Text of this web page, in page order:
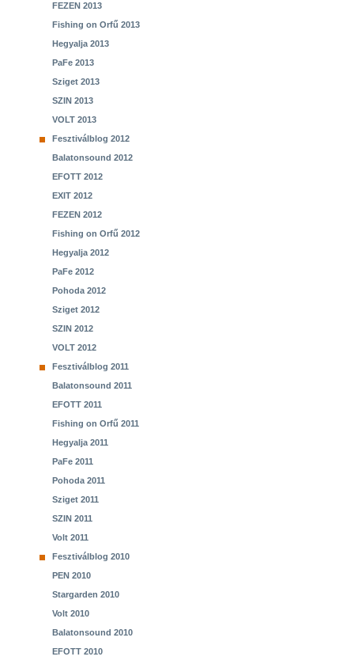
FEZEN 2013
Fishing on Orfű 2013
Hegyalja 2013
PaFe 2013
Sziget 2013
SZIN 2013
VOLT 2013
Fesztiválblog 2012
Balatonsound 2012
EFOTT 2012
EXIT 2012
FEZEN 2012
Fishing on Orfű 2012
Hegyalja 2012
PaFe 2012
Pohoda 2012
Sziget 2012
SZIN 2012
VOLT 2012
Fesztiválblog 2011
Balatonsound 2011
EFOTT 2011
Fishing on Orfű 2011
Hegyalja 2011
PaFe 2011
Pohoda 2011
Sziget 2011
SZIN 2011
Volt 2011
Fesztiválblog 2010
PEN 2010
Stargarden 2010
Volt 2010
Balatonsound 2010
EFOTT 2010